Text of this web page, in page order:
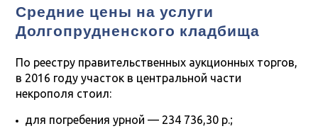
Средние цены на услуги
Долгопрудненского кладбища
По реестру правительственных аукционных торгов,
в 2016 году участок в центральной части
некрополя стоил:
для погребения урной — 234 736,30 р.;